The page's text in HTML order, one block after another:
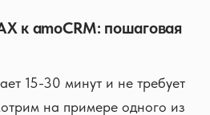
к amoCRM: пошаговая
15-30 минут и не требует
на примере одного из